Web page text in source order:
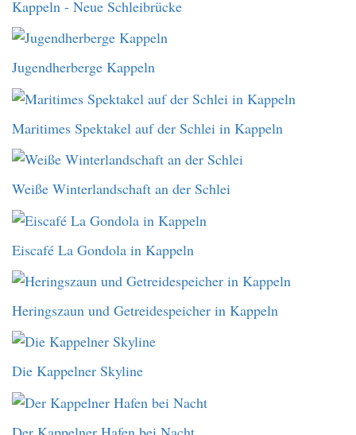
Kappeln - Neue Schleibrücke
Jugendherberge Kappeln
Maritimes Spektakel auf der Schlei in Kappeln
Weiße Winterlandschaft an der Schlei
Eiscafé La Gondola in Kappeln
Heringszaun und Getreidespeicher in Kappeln
Die Kappelner Skyline